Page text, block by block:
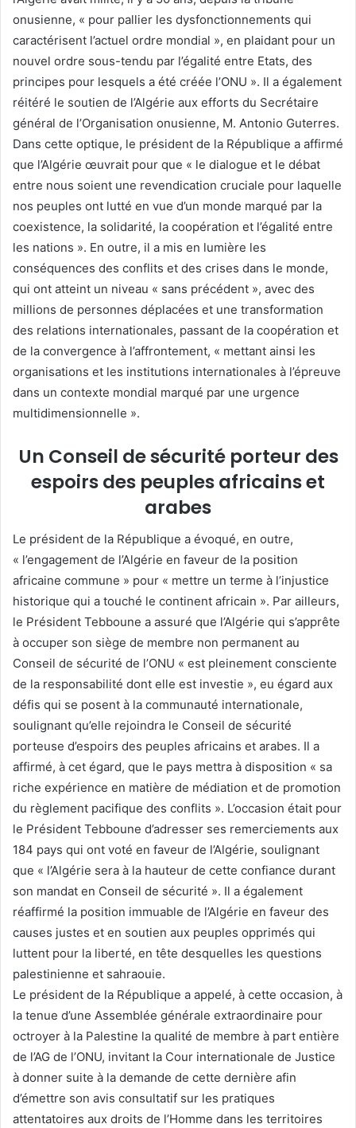
onusienne, « pour pallier les dysfonctionnements qui
caractérisent l’actuel ordre mondial », en plaidant pour un
nouvel ordre sous-tendu par l’égalité entre Etats, des
principes pour lesquels a été créée l’ONU ». Il a également
réitéré le soutien de l’Algérie aux efforts du Secrétaire
général de l’Organisation onusienne, M. Antonio Guterres.
Dans cette optique, le président de la République a affirmé
que l’Algérie œuvrait pour que « le dialogue et le débat
entre nous soient une revendication cruciale pour laquelle
nos peuples ont lutté en vue d’un monde marqué par la
coexistence, la solidarité, la coopération et l’égalité entre
les nations ». En outre, il a mis en lumière les
conséquences des conflits et des crises dans le monde,
qui ont atteint un niveau « sans précédent », avec des
millions de personnes déplacées et une transformation
des relations internationales, passant de la coopération et
de la convergence à l’affrontement, « mettant ainsi les
organisations et les institutions internationales à l’épreuve
dans un contexte mondial marqué par une urgence
multidimensionnelle ».
Un Conseil de sécurité porteur des
espoirs des peuples africains et
arabes
Le président de la République a évoqué, en outre,
« l’engagement de l’Algérie en faveur de la position
africaine commune » pour « mettre un terme à l’injustice
historique qui a touché le continent africain ». Par ailleurs,
le Président Tebboune a assuré que l’Algérie qui s’apprête
à occuper son siège de membre non permanent au
Conseil de sécurité de l’ONU « est pleinement consciente
de la responsabilité dont elle est investie », eu égard aux
défis qui se posent à la communauté internationale,
soulignant qu’elle rejoindra le Conseil de sécurité
porteuse d’espoirs des peuples africains et arabes. Il a
affirmé, à cet égard, que le pays mettra à disposition « sa
riche expérience en matière de médiation et de promotion
du règlement pacifique des conflits ». L’occasion était pour
le Président Tebboune d’adresser ses remerciements aux
184 pays qui ont voté en faveur de l’Algérie, soulignant
que « l’Algérie sera à la hauteur de cette confiance durant
son mandat en Conseil de sécurité ». Il a également
réaffirmé la position immuable de l’Algérie en faveur des
causes justes et en soutien aux peuples opprimés qui
luttent pour la liberté, en tête desquelles les questions
palestinienne et sahraouie.
Le président de la République a appelé, à cette occasion, à
la tenue d’une Assemblée générale extraordinaire pour
octroyer à la Palestine la qualité de membre à part entière
de l’AG de l’ONU, invitant la Cour internationale de Justice
à donner suite à la demande de cette dernière afin
d’émettre son avis consultatif sur les pratiques
attentatoires aux droits de l’Homme dans les territoires